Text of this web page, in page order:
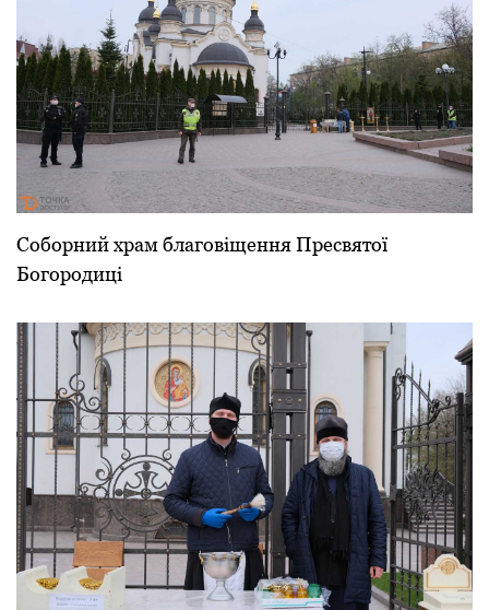
Соборний храм благовіщення Пресвятої
Богородиці